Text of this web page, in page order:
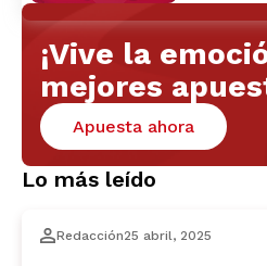
¡Vive la
mejores
Apuesta ahora
Lo más leído
Redacción25 abril, 2025